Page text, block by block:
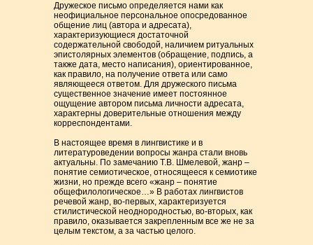
Дружеское письмо определяется нами как
неофициальное персональное опосредованное
общение лиц (автора и адресата),
характеризующиеся достаточной
содержательной свободой, наличием ритуальных
эпистолярных элементов (обращение, подпись, а
также дата, место написания), ориентированное,
как правило, на получение ответа или само
являющееся ответом. Для дружеского письма
существенное значение имеет постоянное
ощущение автором письма личности адресата,
характерны доверительные отношения между
корреспондентами.
В настоящее время в лингвистике и в
литературоведении вопросы жанра стали вновь
актуальны. По замечанию Т.В. Шмелевой, жанр –
понятие семиотическое, относящееся к семиотике
жизни, но прежде всего «жанр – понятие
общефилологическое…» В работах лингвистов
речевой жанр, во-первых, характеризуется
стилистической неоднородностью, во-вторых, как
правило, оказывается закрепленным все же не за
целым текстом, а за частью целого.